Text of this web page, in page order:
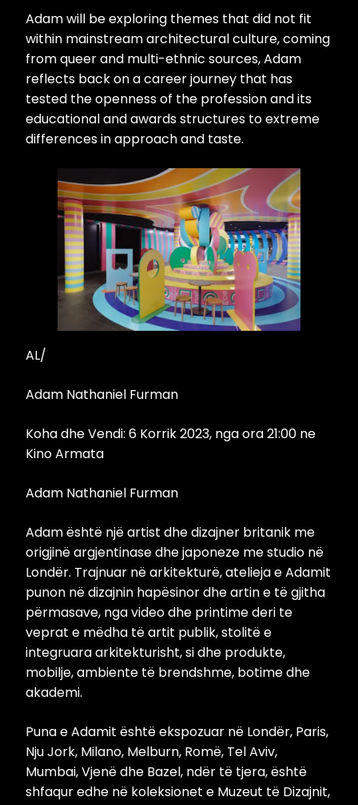
Adam will be exploring themes that did not fit
within mainstream architectural culture, coming
from queer and multi-ethnic sources, Adam
reflects back on a career journey that has
tested the openness of the profession and its
educational and awards structures to extreme
differences in approach and taste.
AL/
Adam Nathaniel Furman
Koha dhe Vendi: 6 Korrik 2023, nga ora 21:00 ne
Kino Armata
Adam Nathaniel Furman
Adam është një artist dhe dizajner britanik me
origjinë argjentinase dhe japoneze me studio në
Londër. Trajnuar në arkitekturë, atelieja e Adamit
punon në dizajnin hapësinor dhe artin e të gjitha
përmasave, nga video dhe printime deri te
veprat e mëdha të artit publik, stolitë e
integruara arkitekturisht, si dhe produkte,
mobilje, ambiente të brendshme, botime dhe
akademi.
Puna e Adamit është ekspozuar në Londër, Paris,
Nju Jork, Milano, Melburn, Romë, Tel Aviv,
Mumbai, Vjenë dhe Bazel, ndër të tjera, është
shfaqur edhe në koleksionet e Muzeut të Dizajnit,